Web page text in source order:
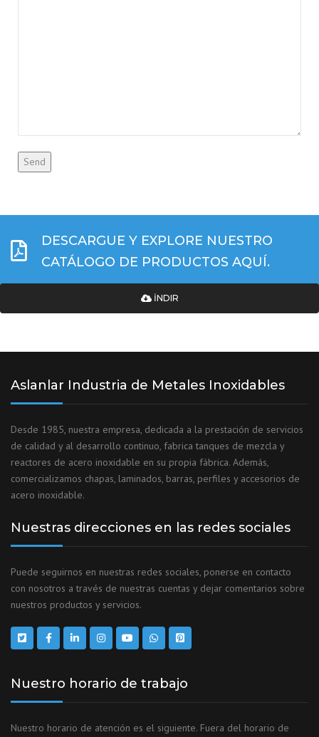
DESCARGUE Y EXPLORE NUESTRO
CATÁLOGO DE PRODUCTOS AQUÍ.
İNDIR
Aslanlar Industria de Metales Inoxidables
Desde 1985, nuestra empresa, dedicada a la prestación de servicios
de calidad y al desarrollo continuo, fabrica tanques de mezcla y
reactores de acero inoxidable en su propia fábrica. Además,
comercializamos chapas, laminados, barras, perfiles y accesorios de
acero inoxidable.
Nuestras direcciones en las redes sociales
Puede seguirnos en nuestras redes sociales, ponerse en contacto
con nosotros a través de nuestras cuentas y dejar comentarios sobre
nuestros productos y servicios.
Nuestro horario de trabajo
Nuestro horario de atención es el siguiente. Fuera del horario de